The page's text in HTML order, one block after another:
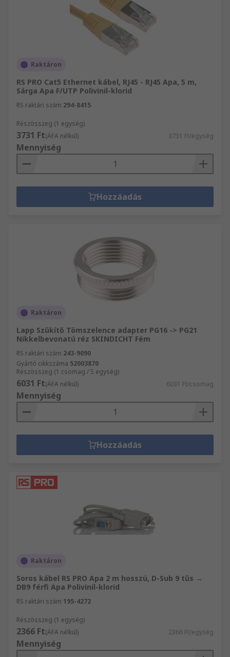
Raktáron
RS PRO Cat5 Ethernet kábel, RJ45 - RJ45 Apa, 5 m,
Sárga Apa F/UTP Polivinil-klorid
RS raktári szám 294-8415
Részösszeg (1 egység)
3731 Ft(ÁFA nélkül) 3731 Ft/egység
Mennyiség
Hozzáadás
Raktáron
Lapp Szűkítő Tömszelence adapter PG16 -> PG21
Nikkelbevonatú réz SKINDICHT Fém
RS raktári szám 243-9090
Gyártó cikkszáma 52003870
Részösszeg (1 csomag / 5 egység)
6031 Ft(ÁFA nélkül) 6031 Ft/csomag
Mennyiség
Hozzáadás
Raktáron
Soros kábel RS PRO Apa 2 m hosszú, D-Sub 9 tűs →
DB9 férfi Apa Polivinil-klorid
RS raktári szám 195-4272
Részösszeg (1 egység)
2366 Ft(ÁFA nélkül) 2366 Ft/egység
Mennyiség